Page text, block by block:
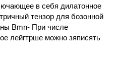
в себя дилатонное
тензор для бозонной
Bmn- При числе
лейгтрше можно зяписять